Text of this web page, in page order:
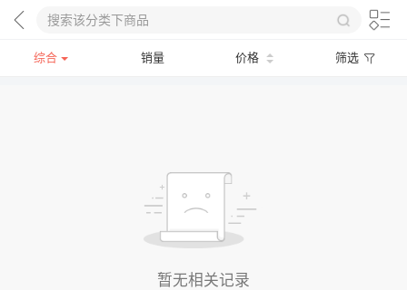
综合 销量 价格 筛选
暂无相关记录